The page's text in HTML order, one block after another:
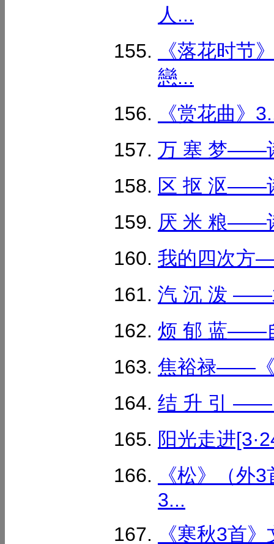
人...
《落花时节
戀...
《赏花曲》
万 塞 梦——
区 抠 沤——
厌 米 粮——
我的四次方
汽 沉 泼 ——
烦 郁 蓝——
焦裕禄——《
结 升 引 ——
阳光走进
《松》（外
3...
《寒秋3首